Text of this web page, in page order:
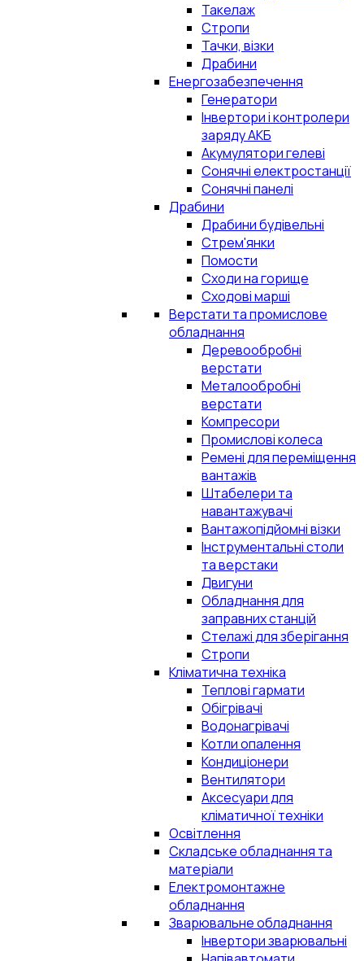
Такелаж
Стропи
Тачки, візки
Драбини
Енергозабезпечення
Генератори
Інвертори і контролери
заряду АКБ
Акумулятори гелеві
Сонячні електростанції
Сонячні панелі
Драбини
Драбини будівельні
Стрем'янки
Помости
Сходи на горище
Сходові марші
Верстати та промислове
обладнання
Деревообробні
верстати
Металообробні
верстати
Компресори
Промислові колеса
Ремені для переміщення
вантажів
Штабелери та
навантажувачі
Вантажопідйомні візки
Інструментальні столи
та верстаки
Двигуни
Обладнання для
заправних станцій
Стелажі для зберігання
Стропи
Кліматична техніка
Теплові гармати
Обігрівачі
Водонагрівачі
Котли опалення
Кондиціонери
Вентилятори
Аксесуари для
кліматичної техніки
Освітлення
Складське обладнання та
матеріали
Електромонтажне
обладнання
Зварювальне обладнання
Інвертори зварювальні